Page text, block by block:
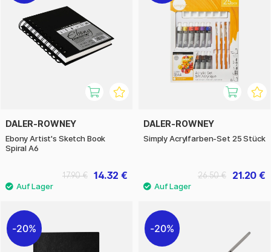
DALER-ROWNEY
Ebony Artist's Sketch Book
Spiral A6
14.32 €
17.90 €
DALER-ROWNEY
Simply Acrylfarben-Set 25 Stück
21.20 €
26.50 €
20% 20%